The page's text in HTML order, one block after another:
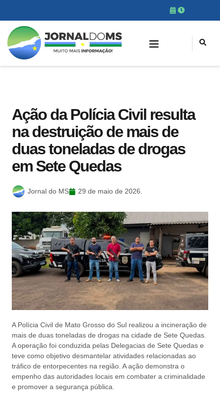
Ação da Polícia Civil resulta
na destruição de mais de
duas toneladas de drogas
em Sete Quedas
Jornal do MS 29 de maio de 2026.
A Polícia Civil de Mato Grosso do Sul realizou a incineração de
mais de duas toneladas de drogas na cidade de Sete Quedas.
A operação foi conduzida pelas Delegacias de Sete Quedas e
teve como objetivo desmantelar atividades relacionadas ao
tráfico de entorpecentes na região. A ação demonstra o
empenho das autoridades locais em combater a criminalidade
e promover a segurança pública.